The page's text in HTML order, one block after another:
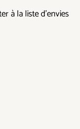
à la liste d’envies